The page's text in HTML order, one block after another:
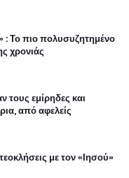
Το πιο πολυσυζητημένο
χρονιάς
τους εμίρηδες και
από αφελείς
με τον «Ιησού»